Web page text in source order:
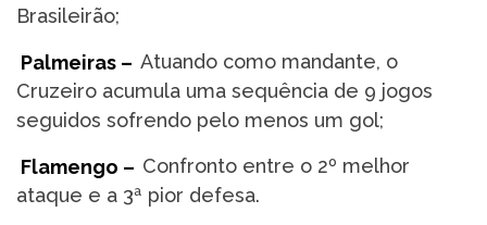
Brasileirão;
Palmeiras – Atuando como mandante, o
Cruzeiro acumula uma sequência de 9 jogos
seguidos sofrendo pelo menos um gol;
Flamengo – Confronto entre o 2º melhor
ataque e a 3ª pior defesa.